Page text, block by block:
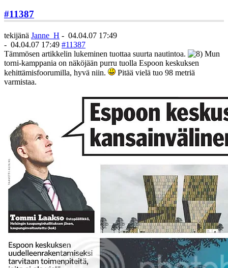
#11387
tekijänä Janne_H - 04.04.07 17:49
- 04.04.07 17:49 #11387
Tämmösen artikkelin lukeminen tuottaa suurta nautintoa.
Mun
torni-kamppania on näköjään purru tuolla Espoon keskuksen
kehittämisfoorumilla, hyvä niin.
Pitää vielä tuo 98 metriä
varmistaa.